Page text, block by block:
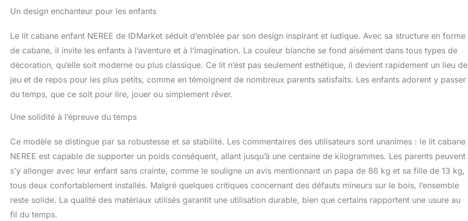
Un design enchanteur pour les enfants
Le lit cabane enfant NEREE de IDMarket séduit d’emblée par son design inspirant et ludique. Avec sa structure en forme
de cabane, il invite les enfants à l’aventure et à l’imagination. La couleur blanche se fond aisément dans tous types de
décoration, qu’elle soit moderne ou plus classique. Ce lit n’est pas seulement esthétique, il devient rapidement un lieu de
jeu et de repos pour les plus petits, comme en témoignent de nombreux parents satisfaits. Les enfants adorent y passer
du temps, que ce soit pour lire, jouer ou simplement rêver.
Une solidité à l’épreuve du temps
Ce modèle se distingue par sa robustesse et sa stabilité. Les commentaires des utilisateurs sont unanimes : le lit cabane
NEREE est capable de supporter un poids conséquent, allant jusqu’à une centaine de kilogrammes. Les parents peuvent
s’y allonger avec leur enfant sans crainte, comme le souligne un avis mentionnant un papa de 86 kg et sa fille de 13 kg,
tous deux confortablement installés. Malgré quelques critiques concernant des défauts mineurs sur le bois, l’ensemble
reste solide. La qualité des matériaux utilisés garantit une utilisation durable, bien que certains rapportent une usure au
fil du temps.